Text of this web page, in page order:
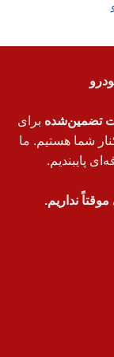
تضمین‌شده برای
شما هستیم. ما
پایبندیم.
نداریم.